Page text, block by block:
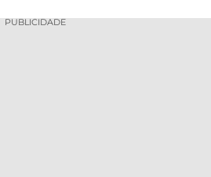
PUBLICIDADE